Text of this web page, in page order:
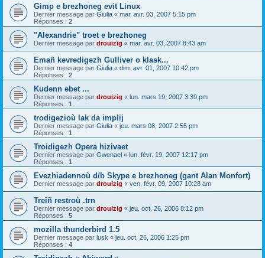
Gimp e brezhoneg evit Linux
Dernier message par Giulia « mar. avr. 03, 2007 5:15 pm
Réponses : 2
"Alexandrie" troet e brezhoneg
Dernier message par drouizig « mar. avr. 03, 2007 8:43 am
Emañ kevredigezh Gulliver o klask...
Dernier message par Giulia « dim. avr. 01, 2007 10:42 pm
Réponses : 2
Kudenn ebet ...
Dernier message par drouizig « lun. mars 19, 2007 3:39 pm
Réponses : 1
trodigezioù lak da implij
Dernier message par Giulia « jeu. mars 08, 2007 2:55 pm
Réponses : 1
Troidigezh Opera hizivaet
Dernier message par Gwenael « lun. févr. 19, 2007 12:17 pm
Réponses : 1
Evezhiadennoù d/b Skype e brezhoneg (gant Alan Monfort)
Dernier message par drouizig « ven. févr. 09, 2007 10:28 am
Treiñ restroù .trn
Dernier message par drouizig « jeu. oct. 26, 2006 8:12 pm
Réponses : 5
mozilla thunderbird 1.5
Dernier message par lusk « jeu. oct. 26, 2006 1:25 pm
Réponses : 4